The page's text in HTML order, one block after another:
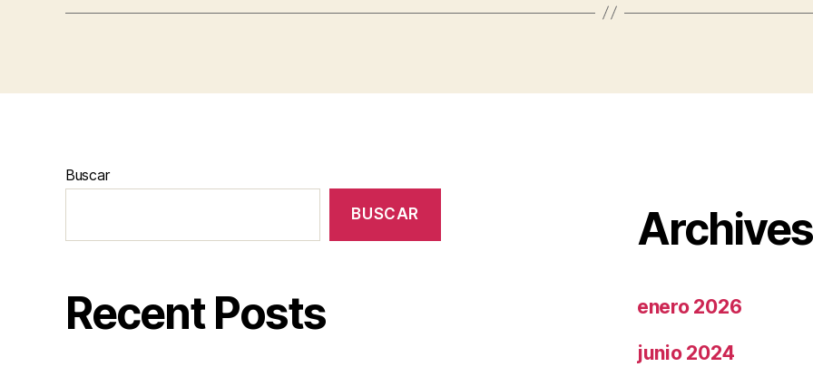
Buscar
BUSCAR
Recent Posts
Archives
enero 2026
junio 2024